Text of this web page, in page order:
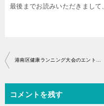
最後までお読みいただきまして
投
稿
ナ
ビ
港南区健康ランニング大会のエントリー開始はいつから？
コメントを残す